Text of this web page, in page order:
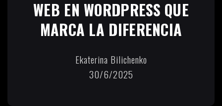
WEB EN WORDPRESS QUE
MARCA LA DIFERENCIA
Ekaterina Bilichenko
30/6/2025